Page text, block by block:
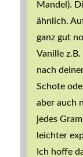
Mandel).
ähnlich.
ganz gut
Vanille
nach
Schote
aber auch
jedes
leichter
Ich hoffe